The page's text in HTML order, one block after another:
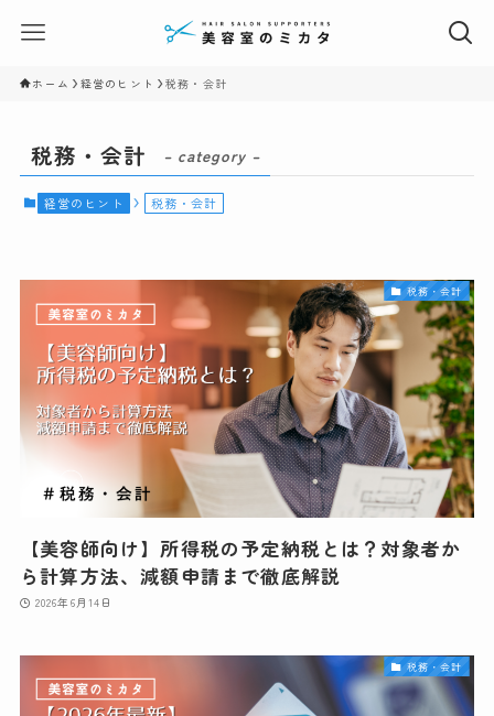
ホーム 経営のヒント 税務・会計
税務・会計 – category –
経営のヒント 税務・会計
税務・会計
【美容師向け】所得税の予定納税とは？対象者か
ら計算方法、減額申請まで徹底解説
2026年6月14日
税務・会計